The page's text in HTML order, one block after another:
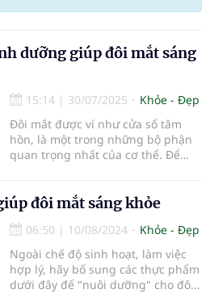
dưỡng giúp đôi mắt sáng
15:14 | 30/07/2025
Khỏe - Đẹp
Đôi mắt được ví như cửa sổ tâm
hồn, là một trong những bộ phận
quan trọng nhất của cơ thể. Để
làm việc hợp lý, việc bổ sung các
thực phẩm giàu dinh dưỡng hàng
ngày là điều cần thiết. Dưới đây là
những loại thực phẩm được các
chuyên gia khuyên dùng để giúp
đôi mắt sáng khỏe.
đôi mắt sáng khỏe
06:50 | 10/08/2024
Khỏe - Đẹp
Ngoài chế độ sinh hoạt, làm việc
hợp lý, hãy bổ sung các thực phẩm
dưới đây để "nuôi dưỡng" cho đôi